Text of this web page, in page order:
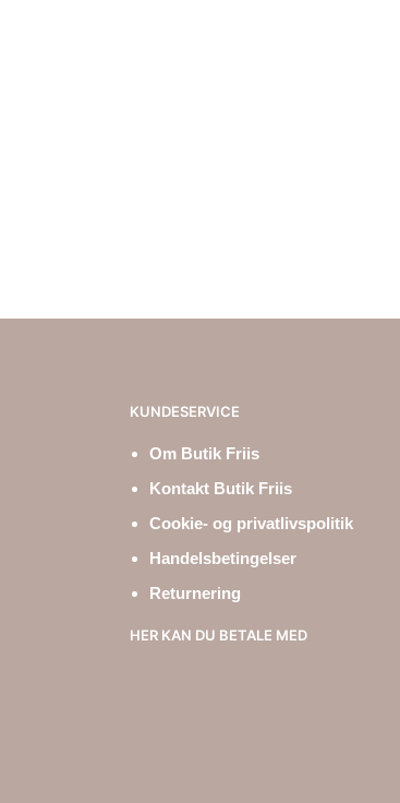
KUNDESERVICE
Om Butik Friis
Kontakt Butik Friis
Cookie- og privatlivspolitik
Handelsbetingelser
Returnering
HER KAN DU BETALE MED